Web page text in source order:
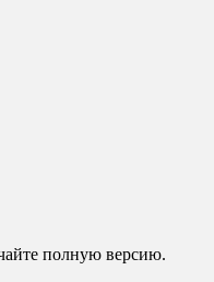
полную версию.